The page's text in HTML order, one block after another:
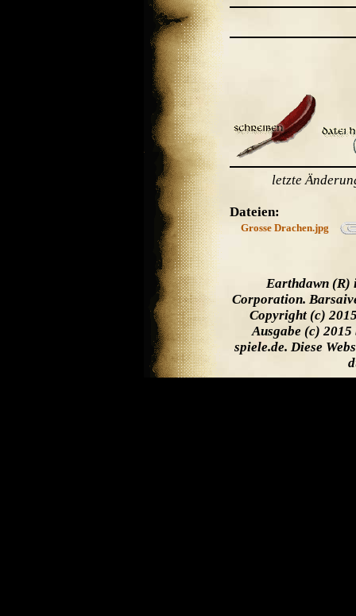
letzte
Dateien:
Grosse Drachen.jpg
Earthdawn (R)
Corporation.
Copyright (c)
Ausgabe (c) 2015
spiele.de. Diese